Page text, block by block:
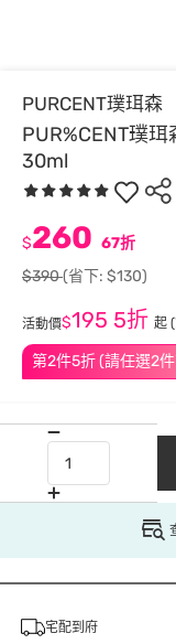
PURCENT璞珥森
PUR%CENT璞
30ml
第2件5折 (請任選2
$260 67折
$390(省下: $130)
活動價$195 5折 起
宅配到府